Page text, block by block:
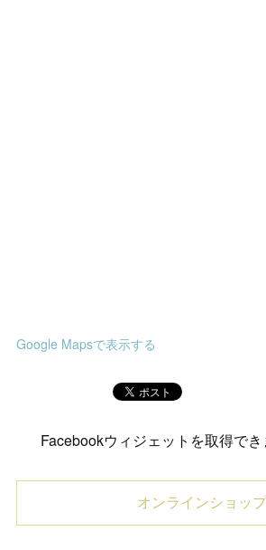
Google Mapsで表示する
Facebookウィジェットを取得でき
オンラインショップ